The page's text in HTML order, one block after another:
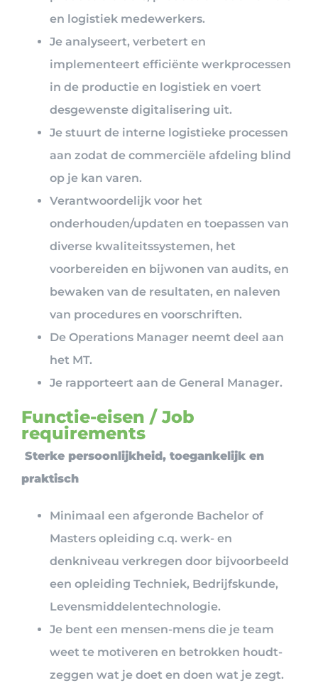
en logistiek medewerkers.
Je analyseert, verbetert en
implementeert efficiënte werkprocessen
in de productie en logistiek en voert
desgewenste digitalisering uit.
Je stuurt de interne logistieke processen
aan zodat de commerciële afdeling blind
op je kan varen.
Verantwoordelijk voor het
onderhouden/updaten en toepassen van
diverse kwaliteitssystemen, het
voorbereiden en bijwonen van audits, en
bewaken van de resultaten, en naleven
van procedures en voorschriften.
De Operations Manager neemt deel aan
het MT.
Je rapporteert aan de General Manager.
Functie-eisen / Job
requirements
Sterke persoonlijkheid, toegankelijk en
praktisch
Minimaal een afgeronde Bachelor of
Masters opleiding c.q. werk- en
denkniveau verkregen door bijvoorbeeld
een opleiding Techniek, Bedrijfskunde,
Levensmiddelentechnologie.
Je bent een mensen-mens die je team
weet te motiveren en betrokken houdt-
zeggen wat je doet en doen wat je zegt.